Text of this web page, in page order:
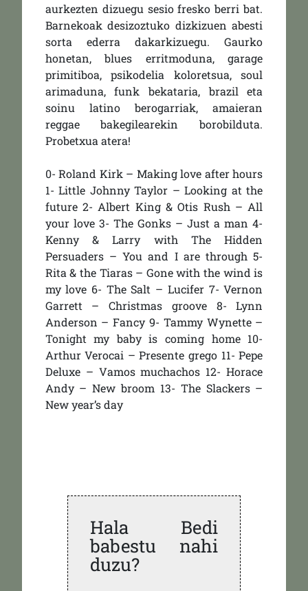
aurkezten dizuegu sesio fresko berri bat.
Barnekoak desizoztuko dizkizuen abesti
sorta ederra dakarkizuegu. Gaurko
honetan, blues erritmoduna, garage
primitiboa, psikodelia koloretsua, soul
arimaduna, funk bekataria, brazil eta
soinu latino berogarriak, amaieran
reggae bakegilearekin borobilduta.
Probetxua atera!
0- Roland Kirk – Making love after hours
1- Little Johnny Taylor – Looking at the
future 2- Albert King & Otis Rush – All
your love 3- The Gonks – Just a man 4-
Kenny & Larry with The Hidden
Persuaders – You and I are through 5-
Rita & the Tiaras – Gone with the wind is
my love 6- The Salt – Lucifer 7- Vernon
Garrett – Christmas groove 8- Lynn
Anderson – Fancy 9- Tammy Wynette –
Tonight my baby is coming home 10-
Arthur Verocai – Presente grego 11- Pepe
Deluxe – Vamos muchachos 12- Horace
Andy – New broom 13- The Slackers –
New year’s day
Hala Bedi
babestu nahi
duzu?